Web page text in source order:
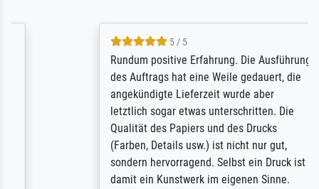
5 / 5
Rundum positive Erfahrung. Die Ausführung
des Auftrags hat eine Weile gedauert, die
angekündigte Lieferzeit wurde aber
letztlich sogar etwas unterschritten. Die
Qualität des Papiers und des Drucks
(Farben, Details usw.) ist nicht nur gut,
sondern hervorragend. Selbst ein Druck ist
damit ein Kunstwerk im eigenen Sinne.